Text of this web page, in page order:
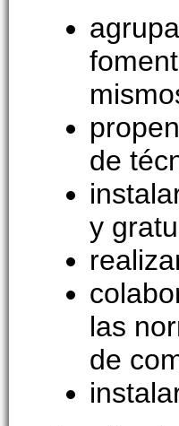
de
y
las
de